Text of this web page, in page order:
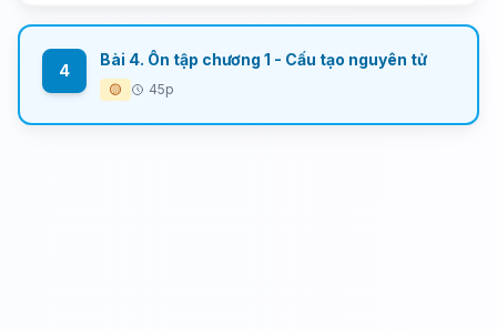
4
Bài 4. Ôn tập chương 1 - Cấu tạo nguyên tử
🟡 45p